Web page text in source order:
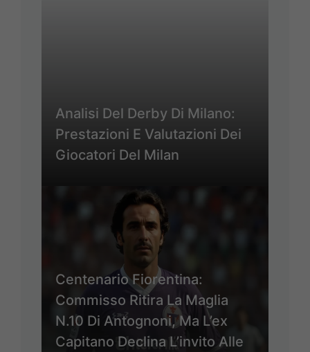
Analisi Del Derby Di Milano:
Prestazioni E Valutazioni Dei
Giocatori Del Milan
Centenario Fiorentina:
Commisso Ritira La Maglia
N.10 Di Antognoni, Ma L’ex
Capitano Declina L’invito Alle